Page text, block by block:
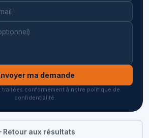
ma demande
traitées conformément à notre politique de
confidentialité.
Retour aux résultats